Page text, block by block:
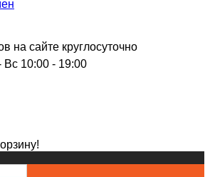
на сайте круглосуточно
10:00 - 19:00